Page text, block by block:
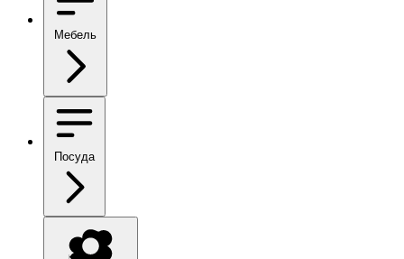
Мебель
Посуда